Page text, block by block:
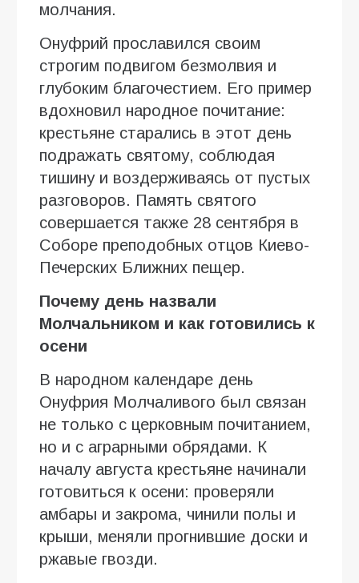
молчания.
Онуфрий прославился своим
строгим подвигом безмолвия и
глубоким благочестием. Его пример
вдохновил народное почитание:
крестьяне старались в этот день
подражать святому, соблюдая
тишину и воздерживаясь от пустых
разговоров. Память святого
совершается также 28 сентября в
Соборе преподобных отцов Киево-
Печерских Ближних пещер.
Почему день назвали
Молчальником и как готовились к
осени
В народном календаре день
Онуфрия Молчаливого был связан
не только с церковным почитанием,
но и с аграрными обрядами. К
началу августа крестьяне начинали
готовиться к осени: проверяли
амбары и закрома, чинили полы и
крыши, меняли прогнившие доски и
ржавые гвозди.